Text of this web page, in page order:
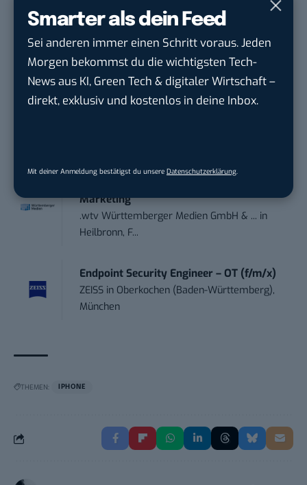
Smarter als dein Feed
Sei anderen immer einen Schritt voraus. Jeden
Morgen bekommst du die wichtigsten Tech-
News aus KI, Green Tech & digitaler Wirtschaft –
direkt, exklusiv und kostenlos in deine Inbox.
Mit deiner Anmeldung bestätigst du unsere Datenschutzerklärung
Schwerpunkt Pai...
Offenburg
Social Media Consultant & Account Lead
(m...
Marketing
.wtv Württemberger Medien GmbH & ... in
Heilbronn, F...
Endpoint Security Engineer – OT (f/m/x)
ZEISS in Oberkochen (Baden-Württemberg),
München
THEMEN: IPHONE